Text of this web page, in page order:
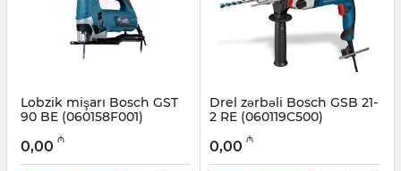
Lobzik mişarı Bosch GST
90 BE (060158F001)
017008001
0,00 ₼
Drel zərbəli Bosch GSB 21-
2 RE (060119C500)
017003005
0,00 ₼